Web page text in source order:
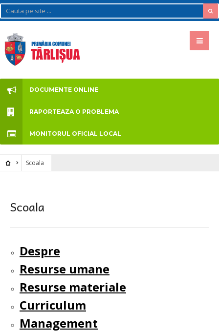
DOCUMENTE ONLINE
RAPORTEAZA O PROBLEMA
MONITORUL OFICIAL LOCAL
Scoala
Scoala
Despre
Resurse umane
Resurse materiale
Curriculum
Management